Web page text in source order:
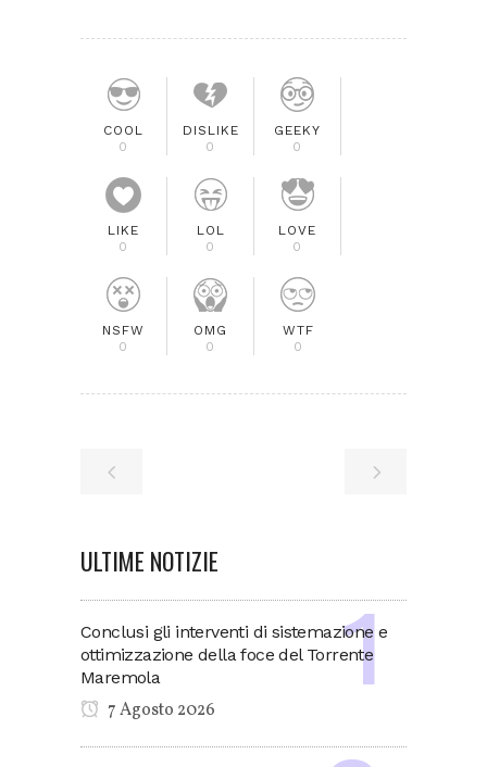
COOL
0
DISLIKE
0
GEEKY
0
LIKE
0
LOL
0
LOVE
0
NSFW
0
OMG
0
WTF
0
ULTIME NOTIZIE
Conclusi gli interventi di sistemazione e
ottimizzazione della foce del Torrente
Maremola
7 Agosto 2026